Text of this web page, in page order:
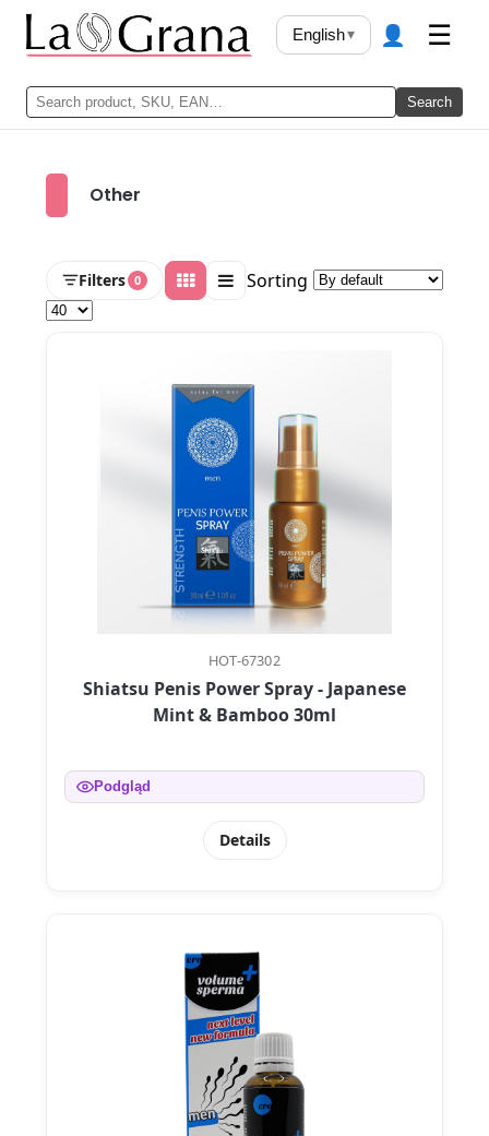
Search
English▾ 👤 ☰
Other
Filters 0 Sorting
HOT-67302
Shiatsu Penis Power Spray - Japanese
Mint & Bamboo 30ml
Podgląd
Details